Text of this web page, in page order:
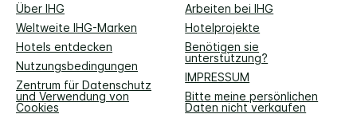
Über IHG
Arbeiten bei IHG
Weltweite IHG-Marken
Hotelprojekte
Hotels entdecken
Benötigen sie
unterstützung?
Nutzungsbedingungen
IMPRESSUM
Zentrum für Datenschutz
und Verwendung von
Cookies
Bitte meine persönlichen
Daten nicht verkaufen